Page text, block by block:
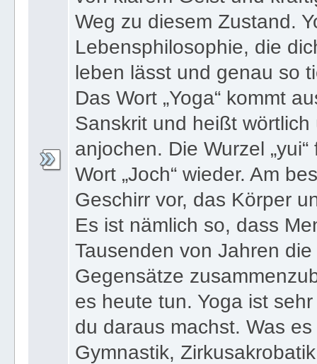
Weg zu diesem Zustand.
Lebensphilosophie, die
leben lässt und genau so
Das Wort „Yoga“ kommt
Sanskrit und heißt
anjochen. Die Wurzel
Wort „Joch“ wieder. Am
Geschirr vor, das Körper
Es ist nämlich so, dass
Tausenden von Jahren
Gegensätze
es heute tun. Yoga ist
du daraus machst. Was
Gymnastik,